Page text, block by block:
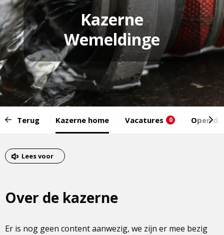
Kazerne
Wemeldinge
van
menu:
Terug Kazerne home Vacatures 0 Open
van
het
Lees voor
Over de kazerne
Er is nog geen content aanwezig, we zijn er mee bezig